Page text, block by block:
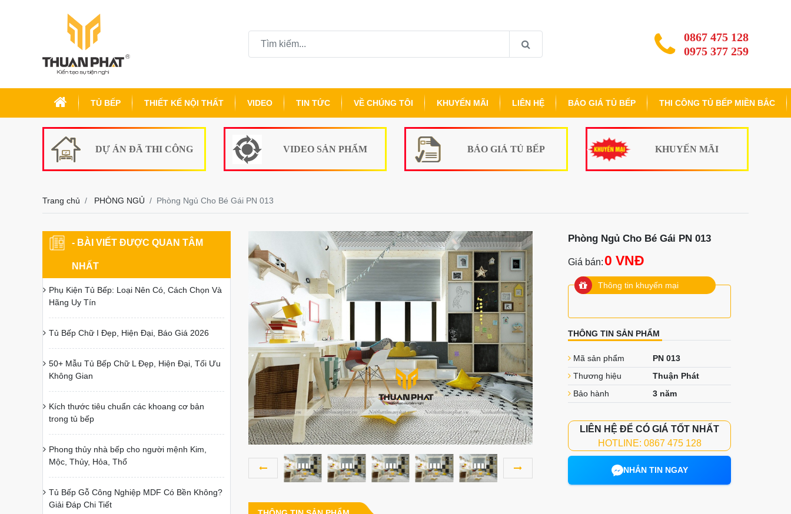
0867 475 128
0975 377 259
TỦ BẾP THIẾT KẾ NỘI THẤT VIDEO TIN TỨC VỀ CHÚNG TÔI KHUYẾN MÃI LIÊN HỆ BÁO GIÁ TỦ BẾP THI CÔNG TỦ BẾP MIỀN BẮC
DỰ ÁN ĐÃ THI CÔNG VIDEO SẢN PHẨM BÁO GIÁ TỦ BẾP KHUYẾN MÃI
Trang chủ PHÒNG NGỦ Phòng Ngủ Cho Bé Gái PN 013
Phòng Ngủ Cho Bé Gái PN 013
Giá bán: 0 VNĐ
Thông tin khuyến mại
THÔNG TIN SẢN PHẨM
Mã sản phẩm
PN 013
Thương hiệu
Thuận Phát
Bảo hành
3 năm
LIÊN HỆ ĐỂ CÓ GIÁ TỐT NHẤT
HOTLINE: 0867 475 128
NHẮN TIN NGAY
- BÀI VIẾT ĐƯỢC QUAN TÂM
NHẤT
Phụ Kiện Tủ Bếp: Loại Nên Có, Cách Chọn Và
Hãng Uy Tín
Tủ Bếp Chữ I Đẹp, Hiện Đại, Báo Giá 2026
50+ Mẫu Tủ Bếp Chữ L Đẹp, Hiện Đại, Tối Ưu
Không Gian
Kích thước tiêu chuẩn các khoang cơ bản
trong tủ bếp
Phong thủy nhà bếp cho người mệnh Kim,
Mộc, Thủy, Hỏa, Thổ
Tủ Bếp Gỗ Công Nghiệp MDF Có Bền Không?
Giải Đáp Chi Tiết